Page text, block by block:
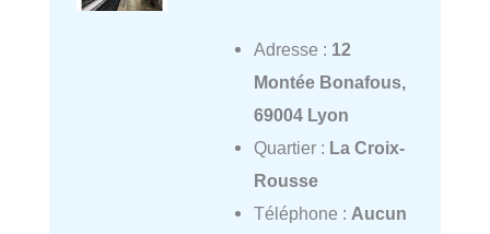
Adresse : 12
Montée Bonafous,
69004 Lyon
Quartier : La Croix-
Rousse
Téléphone : Aucun